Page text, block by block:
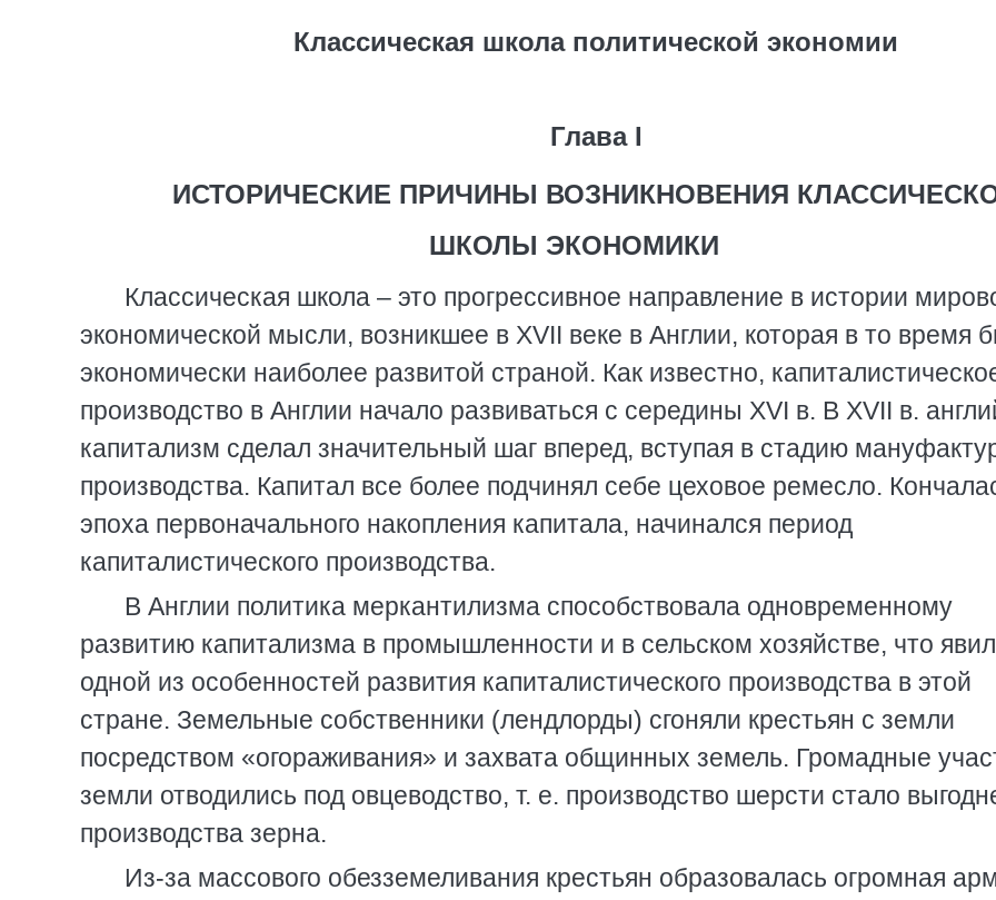
Классическая школа политической экономии
Глава I
ИСТОРИЧЕСКИЕ ПРИЧИНЫ ВОЗНИКНОВЕНИЯ
ШКОЛЫ ЭКОНОМИКИ
Классическая школа – это прогрессивное направление в истории
экономической мысли, возникшее в XVII веке в Англии, которая в то время
экономически наиболее развитой страной. Как известно,
производство в Англии начало развиваться с середины XVI в. В XVII в.
капитализм сделал значительный шаг вперед, вступая в стадию
производства. Капитал все более подчинял себе цеховое ремесло.
эпоха первоначального накопления капитала, начинался период
капиталистического производства.
В Англии политика меркантилизма способствовала одновременному
развитию капитализма в промышленности и в сельском хозяйстве, что
одной из особенностей развития капиталистического производства в этой
стране. Земельные собственники (лендлорды) сгоняли крестьян с земли
посредством «огораживания» и захвата общинных земель. Громадные
земли отводились под овцеводство, т. е. производство шерсти стало
производства зерна.
Из-за массового обезземеливания крестьян образовалась огромная